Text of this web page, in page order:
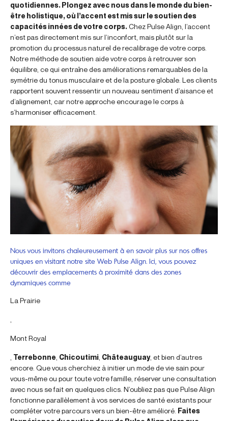
quotidiennes. Plongez avec nous dans le monde du bien-
être holistique, où l’accent est mis sur le soutien des
capacités innées de votre corps.Chez Pulse Align, l’accent
n’est pas directement mis sur l’inconfort, mais plutôt sur la
promotion du processus naturel de recalibrage de votre corps.
Notre méthode de soutien aide votre corps à retrouver son
équilibre, ce qui entraîne des améliorations remarquables de la
symétrie du tonus musculaire et de la posture globale. Les clients
rapportent souvent ressentir un nouveau sentiment d’aisance et
d’alignement, car notre approche encourage le corps à
s’harmoniser efficacement.
Nous vous invitons chaleureusement à en savoir plus sur nos offres
uniques en visitant notre site Web Pulse Align. Ici, vous pouvez
découvrir des emplacements à proximité dans des zones
dynamiques comme
La Prairie
,
Mont Royal
, Terrebonne, Chicoutimi, Châteauguay, et bien d’autres
encore. Que vous cherchiez à initier un mode de vie sain pour
vous-même ou pour toute votre famille, réserver une consultation
avec nous se fait en quelques clics. N’oubliez pas que Pulse Align
fonctionne parallèlement à vos services de santé existants pour
compléter votre parcours vers un bien-être amélioré. Faites